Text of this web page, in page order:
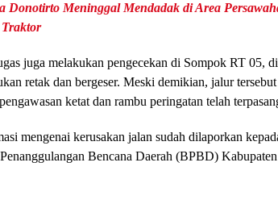
Donotirto Meninggal Mendadak di Area
Traktor
juga melakukan pengecekan di Sompok RT 05,
retak dan bergeser. Meski demikian, jalur
ketat dan rambu peringatan telah
mengenai kerusakan jalan sudah dilaporkan
Bencana Daerah (BPBD)